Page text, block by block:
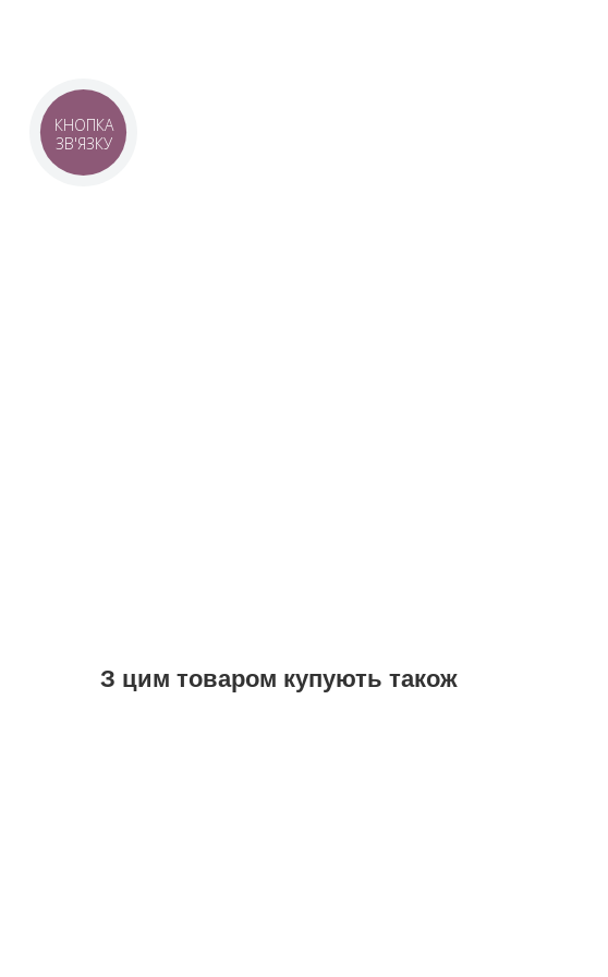
З цим товаром купують також
КНОПКА
ЗВ'ЯЗКУ